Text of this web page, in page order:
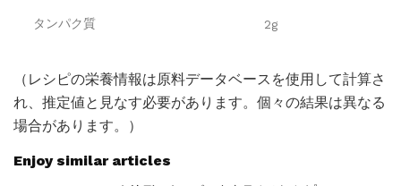
タンパク質 2g
（レシピの栄養情報は原料データベースを使用して計算さ
れ、推定値と見なす必要があります。個々の結果は異なる
場合があります。）
Enjoy similar articles